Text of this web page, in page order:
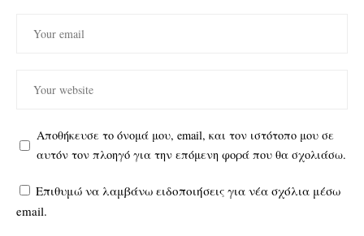
Αποθήκευσε το όνομά μου, email, και τον ιστότοπο μου σε
αυτόν τον πλοηγό για την επόμενη φορά που θα σχολιάσω.
Επιθυμώ να λαμβάνω ειδοποιήσεις για νέα σχόλια μέσω
email.